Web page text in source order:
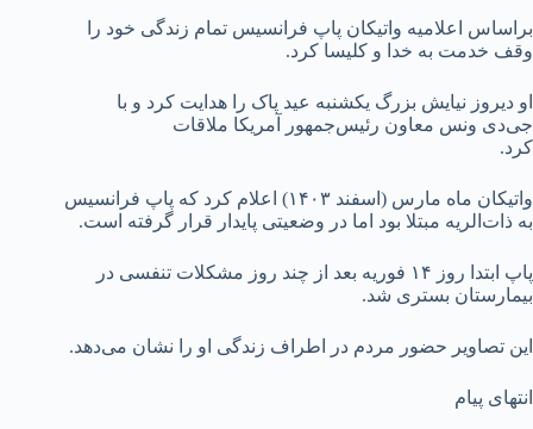
براساس اعلامیه واتیکان پاپ فرانسیس تمام زندگی خود را
وقف خدمت به خدا و کلیسا کرد.
او دیروز نیایش بزرگ یکشنبه عید پاک را هدایت کرد و با
جی‌دی ونس معاون رئیس‌جمهور آمریکا ملاقات
کرد.
واتیکان ماه مارس (اسفند ۱۴۰۳) اعلام کرد که پاپ فرانسیس
به ذات‌الریه مبتلا بود اما در وضعیتی پایدار قرار گرفته است.
پاپ ابتدا روز ۱۴ فوریه بعد از چند روز مشکلات تنفسی در
بیمارستان بستری شد.
این تصاویر حضور مردم در اطراف زندگی او را نشان می‌دهد.
انتهای پیام